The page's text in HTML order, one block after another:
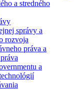
a stredného
správy a
rozvoja
práva a
a